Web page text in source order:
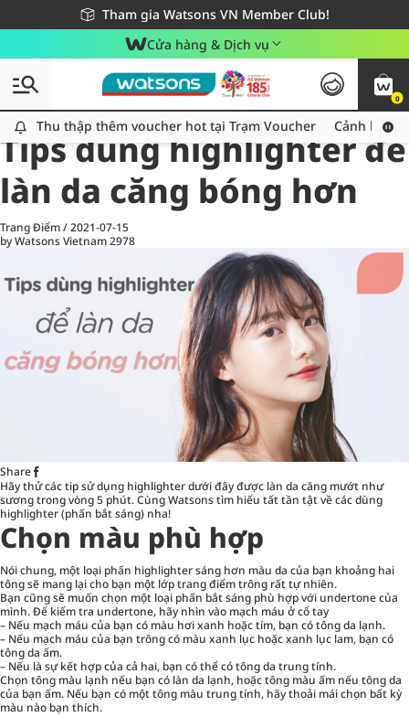
Tham gia Watsons VN Member Club!
Miễn phí giao hàng cho đơn hàng từ 249,000Đ
Giao hàng nhanh 24h - Áp dụng khu vực TP. Hồ Chí Minh
Cửa hàng & Dịch vụ
0
Thu thập thêm voucher hot tại Trạm Voucher
Thu thập thêm voucher hot tại Trạm Voucher Cảnh báo
All
Chăm Sóc Cá Nhân
Tips dùng highlighter để
làn da căng bóng hơn
Trang Điểm/2021-07-15
by Watsons Vietnam2978
Share
Hãy thử các tip sử dụng highlighter dưới đây được làn da căng mướt như
sương trong vòng 5 phút. Cùng Watsons tìm hiểu tất tần tật về các dùng
highlighter (phấn bắt sáng) nha!
Chọn màu phù hợp
Nói chung, một loại phấn highlighter sáng hơn màu da của bạn khoảng hai
tông sẽ mang lại cho bạn một lớptrang điểmtrông rất tự nhiên.
Bạn cũng sẽ muốn chọn một loại phấn bắt sáng phù hợp với undertone của
mình. Để kiểm tra undertone, hãy nhìn vào mạch máu ở cổ tay
– Nếu mạch máu của bạn có màu hơi xanh hoặc tím, bạn có tông da lạnh.
– Nếu mạch máu của bạn trông có màu xanh lục hoặc xanh lục lam, bạn có
tông da ấm.
– Nếu là sự kết hợp của cả hai, bạn có thể có tông da trung tính.
Chọn tông màu lạnh nếu bạn có làn da lạnh, hoặc tông màu ấm nếu tông da
của bạn ấm. Nếu bạn có một tông màu trung tính, hãy thoải mái chọn bất kỳ
màu nào bạn thích.